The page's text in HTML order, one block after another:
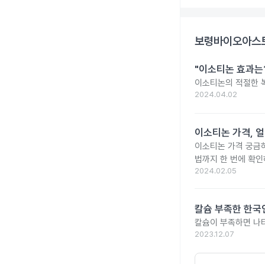
보령바이오아
"이소티논 효과
이소티논의 적절한
2024.04.02
이소티논 가격,
이소티논 가격 궁금
법까지 한 번에 확
2024.02.05
칼슘 부족한 한
칼슘이 부족하면 나
2023.12.07